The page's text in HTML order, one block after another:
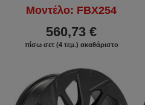
Μοντέλο: FBX254
560,73 €
πίσω σετ (4 τεμ.) ακαθάριστο